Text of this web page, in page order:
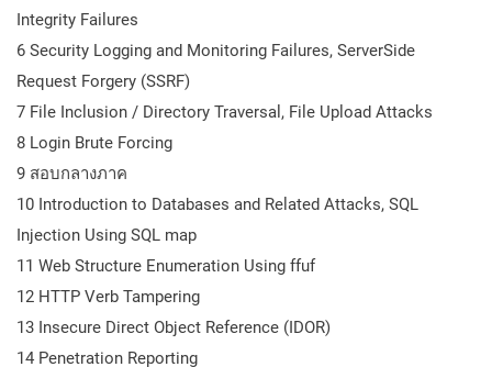
Integrity Failures
6 Security Logging and Monitoring Failures, ServerSide
Request Forgery (SSRF)
7 File Inclusion / Directory Traversal, File Upload Attacks
8 Login Brute Forcing
9 สอบกลางภาค
10 Introduction to Databases and Related Attacks, SQL
Injection Using SQL map
11 Web Structure Enumeration Using ffuf
12 HTTP Verb Tampering
13 Insecure Direct Object Reference (IDOR)
14 Penetration Reporting